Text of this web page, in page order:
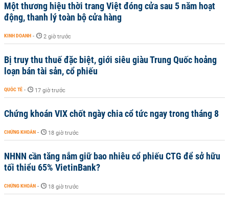
Một thương hiệu thời trang Việt đóng cửa sau 5 năm hoạt
động, thanh lý toàn bộ cửa hàng
KINH DOANH - 2 giờ trước
Bị truy thu thuế đặc biệt, giới siêu giàu Trung Quốc hoảng
loạn bán tài sản, cổ phiếu
QUỐC TẾ - 17 giờ trước
Chứng khoán VIX chốt ngày chia cổ tức ngay trong tháng 8
CHỨNG KHOÁN - 18 giờ trước
NHNN cần tăng nắm giữ bao nhiêu cổ phiếu CTG để sở hữu
tối thiểu 65% VietinBank?
CHỨNG KHOÁN - 18 giờ trước